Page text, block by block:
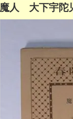
魔人 大下宇陀